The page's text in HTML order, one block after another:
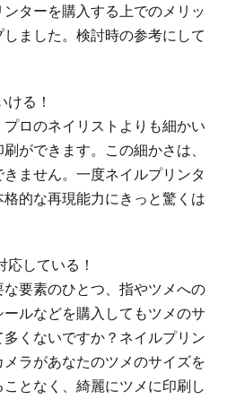
ターを購入する上でのメリッ
しました。検討時の参考にして
る！
ロのネイリストよりも細かい
ができます。この細かさは、
ません。一度ネイルプリンタ
的な再現能力にきっと驚くは
している！
要素のひとつ、指やツメへの
ルなどを購入してもツメのサ
くないですか？ネイルプリン
ラがあなたのツメのサイズを
となく、綺麗にツメに印刷し